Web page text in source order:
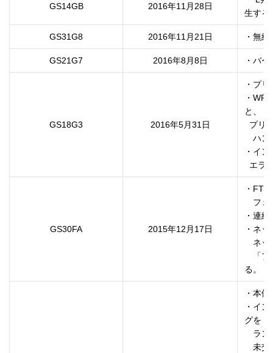
GS14GB 2016年11月28日
GS31G8 2016年11月21日
GS21G7 2016年8月8日 ・バ
GS18G3 2016年5月31日
・プ
・
と、
ハン
・イ
エ
GS30FA 2015年12月17日
・
フェ
・連
・ネ
ネッ
「プ
る。
・本
・イ
グを
ラン
未交